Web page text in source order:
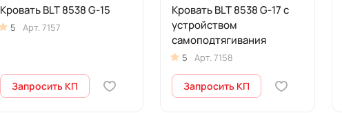
Кровать BLT 8538 G-15
5 Арт. 7157
Запросить КП
Кровать BLT 8538 G-17 с
устройством
самоподтягивания
5 Арт. 7158
Запросить КП